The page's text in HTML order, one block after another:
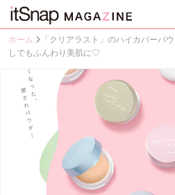
ホーム
「クリアラスト」のハイカバーパ
しでもふんわり美肌に♡